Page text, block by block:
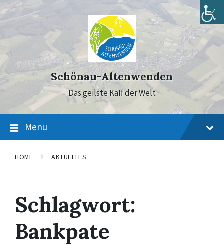
to
content
to
main
navigation
to
footer
Schönau-Altenwenden
Das geilste Kaff der Welt
Menu
HOME AKTUELLES
Schlagwort:
Bankpate